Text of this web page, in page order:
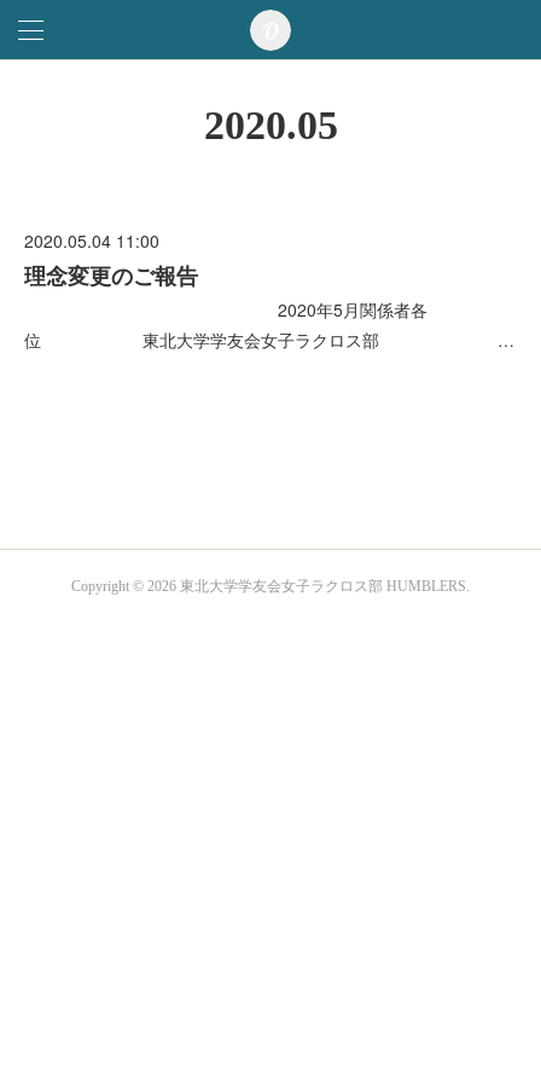
2020.05
2020.05.04 11:00
理念変更のご報告
2020年5月関係者各
位 東北大学学友会女子ラクロス部 …
Copyright © 2026 東北大学学友会女子ラクロス部 HUMBLERS.